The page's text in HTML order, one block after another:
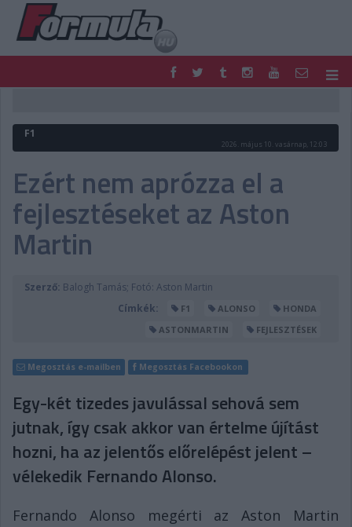
FORMULA
MOTOR
PODCAST
SHOP
LIVE
TIPPJÁTÉK
DIGITÁLIS MAGAZIN
PONTÁLLÁSOK
VERSENYNAPTÁRAK
F1
2026. május 10. vasárnap, 12:03
Ezért nem aprózza el a
fejlesztéseket az Aston
Martin
Szerző: Balogh Tamás; Fotó: Aston Martin
Címkék:
F1 ALONSO
HONDA
ASTONMARTIN
FEJLESZTÉSEK
Megosztás e-mailben Megosztás Facebookon
Egy-két tizedes javulással sehová sem
jutnak, így csak akkor van értelme újítást
hozni, ha az jelentős előrelépést jelent –
vélekedik Fernando Alonso.
Fernando Alonso megérti az Aston Martin